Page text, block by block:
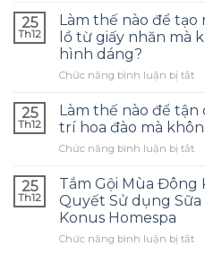
và
sai
là
tôi
25
Th12
Làm thế nào để
lồ từ giấy nhăn mà
hình dáng?
Chức năng bình luận bị tắtở
tạo
lồ
25
Th12
Làm thế nào để
trí hoa đào mà
Chức năng bình luận bị tắtở
25
Th12
Tắm Gội Mùa Đông
Quyết Sử dụng Sữa
Konus Homespa
Chức năng bình luận bị tắtở